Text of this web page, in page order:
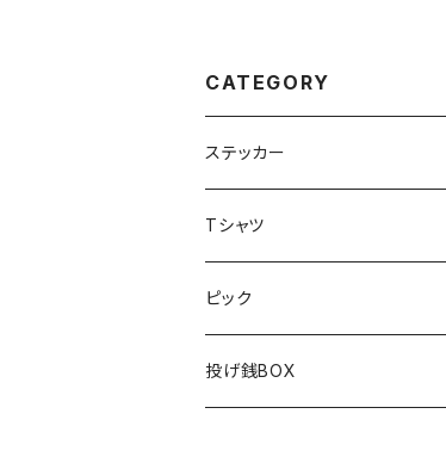
CATEGORY
ステッカー
Tシャツ
ピック
投げ銭BOX